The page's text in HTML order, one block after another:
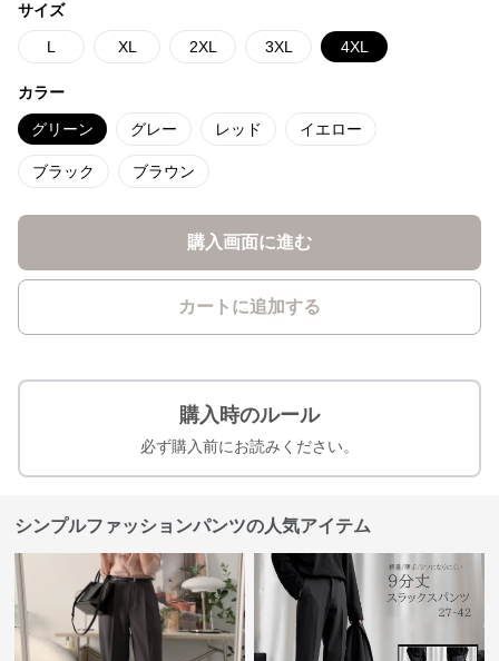
サイズ
L XL 2XL 3XL 4XL
カラー
グリーン グレー レッド イエロー
ブラック ブラウン
購入画面に進む
カートに追加する
購入時のルール
必ず購入前にお読みください。
シンプルファッションパンツの人気アイテム